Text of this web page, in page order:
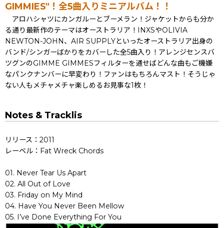
GIMMIES"！全5曲入りミニアルバム！！
アロハシャツにカンガルーとブーメラン！ジャケットからも分か
る通り最新作のテーマはオーストラリア！INXSやOLIVIA
NEWTON-JOHN、AIR SUPPLYといったオーストラリア出身の
バンド/シンガーばかりをカバーした全5曲入り！アレンジセンスバ
ツグンのGIMME GIMMESフィルターを通せばどんな曲もご機嫌
なパンクナンバーに早変わり！ファンはもちろんマスト！そうじゃ
ない人もメチャメチャ楽しめるお見事な1枚！
Notes & Tracklis
リリース：2011
レーベル：Fat Wreck Chords
01. Never Tear Us Apart
02. All Out of Love
03. Friday on My Mind
04. Have You Never Been Mellow
05. I’ve Done Everything For You